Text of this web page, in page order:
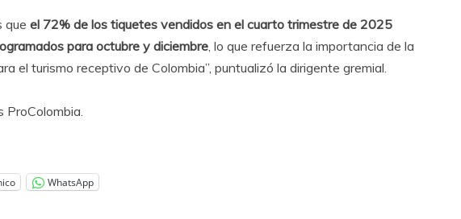
que el 72% de los tiquetes vendidos en el cuarto trimestre de 2025
para octubre y diciembre, lo que refuerza la importancia de la
el turismo receptivo de Colombia”, puntualizó la dirigente gremial.
ProColombia.
WhatsApp